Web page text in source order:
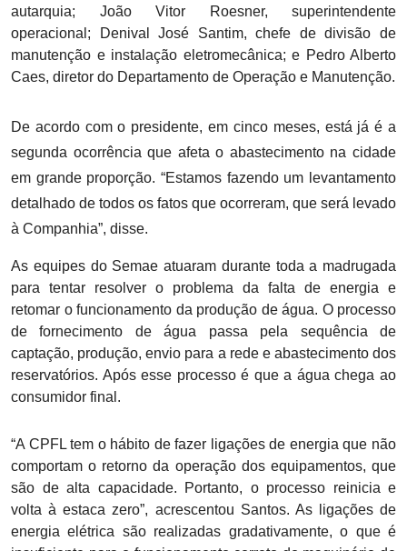
autarquia; João Vitor Roesner, superintendente
operacional; Denival José Santim, chefe de divisão de
manutenção e instalação eletromecânica; e Pedro Alberto
Caes, diretor do Departamento de Operação e Manutenção.
De acordo com o presidente, em cinco meses, está já é a
segunda ocorrência que afeta o abastecimento na cidade
em grande proporção. “Estamos fazendo um levantamento
detalhado de todos os fatos que ocorreram, que será levado
à Companhia”, disse.
As equipes do Semae atuaram durante toda a madrugada
para tentar resolver o problema da falta de energia e
retomar o funcionamento da produção de água. O processo
de fornecimento de água passa pela sequência de
captação, produção, envio para a rede e abastecimento dos
reservatórios. Após esse processo é que a água chega ao
consumidor final.
“A CPFL tem o hábito de fazer ligações de energia que não
comportam o retorno da operação dos equipamentos, que
são de alta capacidade. Portanto, o processo reinicia e
volta à estaca zero”, acrescentou Santos. As ligações de
energia elétrica são realizadas gradativamente, o que é